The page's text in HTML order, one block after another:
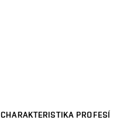
CHARAKTERISTIKA PROFESÍ